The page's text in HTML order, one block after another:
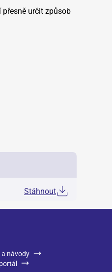
určit způsob
Stáhnout
návody